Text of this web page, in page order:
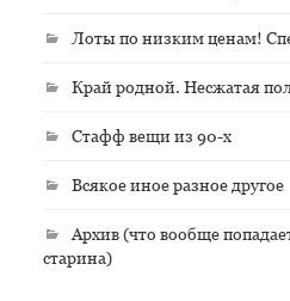
Лоты по низким ценам!
Край родной. Несжатая
Стафф вещи из 90-х
Всякое иное разное другое
Архив (что вообще
старина)